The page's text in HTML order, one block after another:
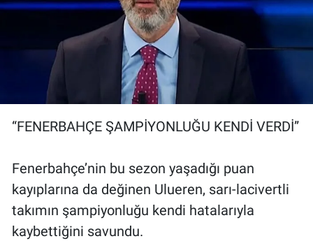
“FENERBAHÇE ŞAMPİYONLUĞU KENDİ VERDİ”
Fenerbahçe’nin bu sezon yaşadığı puan
kayıplarına da değinen Ulueren, sarı-lacivertli
takımın şampiyonluğu kendi hatalarıyla
kaybettiğini savundu.